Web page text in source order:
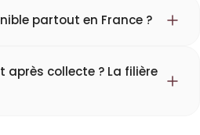
partout en France ?
après collecte ? La filière